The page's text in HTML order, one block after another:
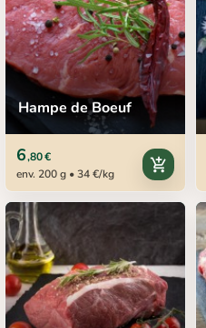
Hampe de Boeuf
6,80 €
env. 200 g • 34 €/kg
add_shopping_cart